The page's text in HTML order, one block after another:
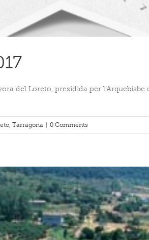
del Loreto, presidida per
, Tarragona 0 Comments